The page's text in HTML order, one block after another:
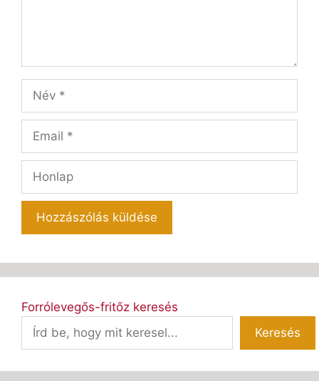
Forrólevegős-fritőz keresés
Keresés